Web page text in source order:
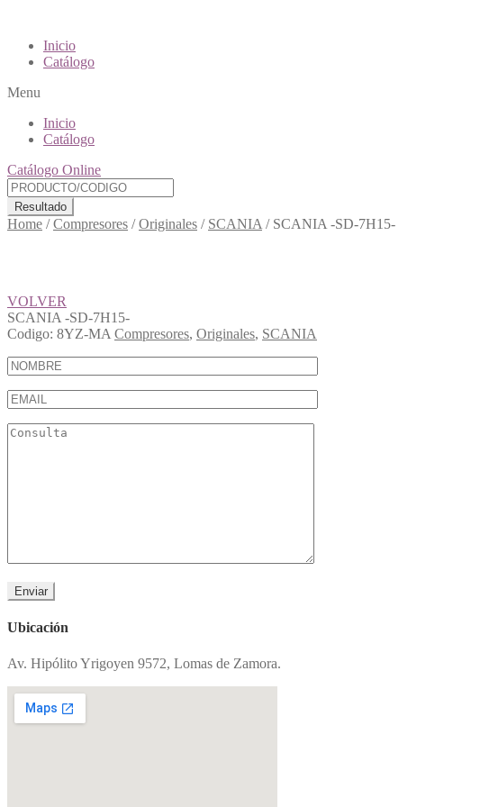
Inicio
Catálogo
Menu
Inicio
Catálogo
Catálogo Online
Resultado
Home /Compresores /Originales / SCANIA / SCANIA -SD-7H15-
VOLVER
SCANIA -SD-7H15-
Codigo: 8YZ-MA Compresores, Originales, SCANIA
Ubicación
Av. Hipólito Yrigoyen 9572, Lomas de Zamora.